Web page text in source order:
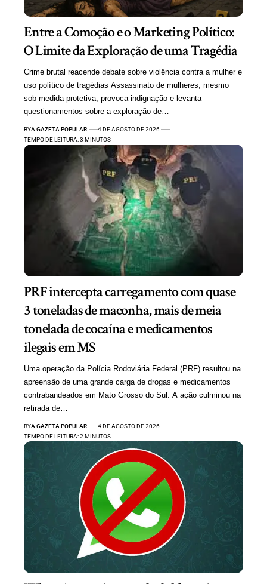
Entre a Comoção e o Marketing Político:
O Limite da Exploração de uma Tragédia
Crime brutal reacende debate sobre violência contra a mulher e
uso político de tragédias Assassinato de mulheres, mesmo
sob medida protetiva, provoca indignação e levanta
questionamentos sobre a exploração de…
BYA GAZETA POPULAR
4 DE AGOSTO DE 2026
TEMPO DE LEITURA: 3 MINUTOS
PRF intercepta carregamento com quase
3 toneladas de maconha, mais de meia
tonelada de cocaína e medicamentos
ilegais em MS
Uma operação da Polícia Rodoviária Federal (PRF) resultou na
apreensão de uma grande carga de drogas e medicamentos
contrabandeados em Mato Grosso do Sul. A ação culminou na
retirada de…
BYA GAZETA POPULAR
4 DE AGOSTO DE 2026
TEMPO DE LEITURA: 2 MINUTOS